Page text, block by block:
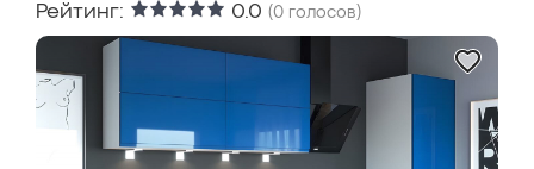
Рейтинг: 0.0 (0 голосов)